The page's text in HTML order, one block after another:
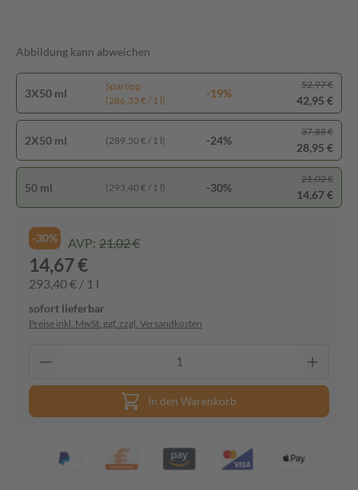
Abbildung kann abweichen
3X50 ml
Spartipp
(286,33 € / 1 l)
-19%
52,97 €
42,95 €
2X50 ml (289,50 € / 1 l) -24%
37,88 €
28,95 €
50 ml (293,40 € / 1 l) -30%
21,02 €
14,67 €
-30% AVP: 21,02 €
14,67 €
293,40 € / 1 l
sofort lieferbar
Preise inkl. MwSt. ggf. zzgl. Versandkosten
In den Warenkorb